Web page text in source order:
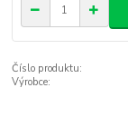
Číslo produktu:
Výrobce: